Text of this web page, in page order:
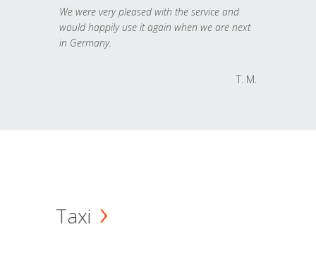
We were very pleased with the service and
would happily use it again when we are next
in Germany.
T. M.
Taxi